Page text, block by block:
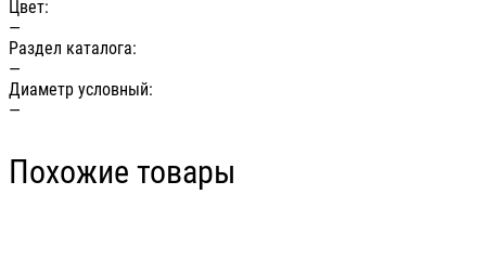
Цвет:
—
Раздел каталога:
—
Диаметр условный:
—
Похожие товары